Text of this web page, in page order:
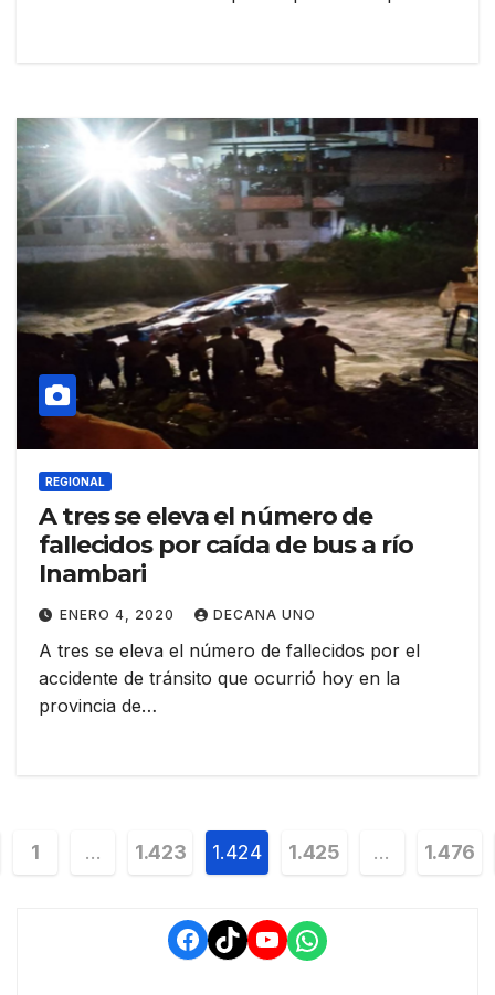
REGIONAL
A tres se eleva el número de
fallecidos por caída de bus a río
Inambari
ENERO 4, 2020 DECANA UNO
A tres se eleva el número de fallecidos por el
accidente de tránsito que ocurrió hoy en la
provincia de…
1 … 1.423 1.424 1.425 … 1.476
Facebook
TikTokYouTube
WhatsApp